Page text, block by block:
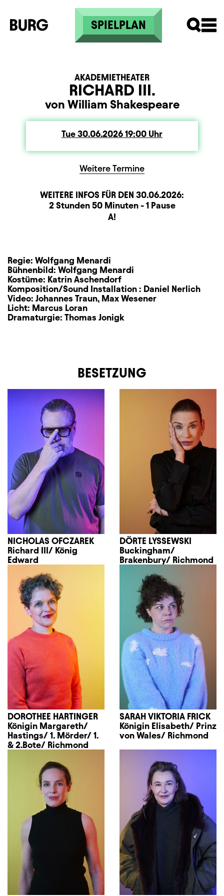
Skip to main content
SPIELPLAN
RICHARD III.
AKADEMIETHEATER
von William Shakespeare
Tue Tuesday
30.06.2026 19:00Uhr
Weitere Termine
WEITERE INFOS FÜR DEN 30.06.2026:
BeschreibungInformation
Dauer und Pausen2 Stunden 50 Minuten - 1 Pause
A!
Regie: Wolfgang Menardi
Bühnenbild: Wolfgang Menardi
Kostüme: Katrin Aschendorf
Komposition/Sound Installation : Daniel Nerlich
Video: Johannes Traun, Max Wesener
Licht: Marcus Loran
Dramaturgie: Thomas Jonigk
BESETZUNG
NICHOLAS OFCZAREK
Richard III/ König
Edward
DÖRTE LYSSEWSKI
Buckingham/
Brakenbury/ Richmond
DOROTHEE HARTINGER
Königin Margareth/
Hastings/ 1. Mörder/ 1.
& 2.Bote/ Richmond
SARAH VIKTORIA FRICK
Königin Elisabeth/ Prinz
von Wales/ Richmond